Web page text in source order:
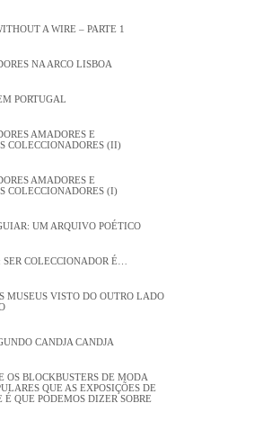
A WIRE – PARTE 1
NA ARCO LISBOA
PORTUGAL
AMADORES E
COLECCIONADORES (II)
AMADORES E
COLECCIONADORES (I)
UM ARQUIVO POÉTICO
COLECCIONADOR É…
MUSEUS VISTO DO OUTRO LADO
CANDJA CANDJA
OS BLOCKBUSTERS DE MODA
QUE AS EXPOSIÇÕES DE
É QUE PODEMOS DIZER SOBRE